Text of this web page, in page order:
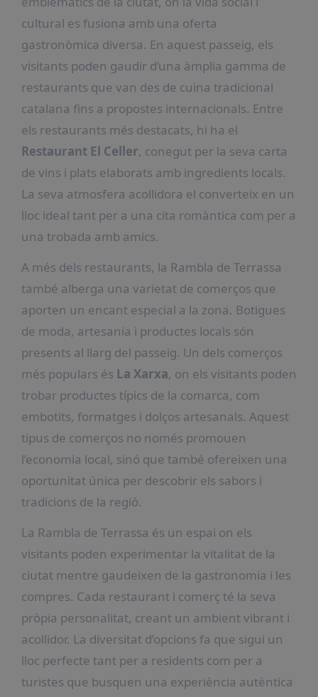
cultural es fusiona amb una oferta
gastronòmica diversa. En aquest passeig, els
visitants poden gaudir d’una àmplia gamma de
restaurants que van des de cuina tradicional
catalana fins a propostes internacionals. Entre
els restaurants més destacats, hi ha el
Restaurant El Celler, conegut per la seva carta
de vins i plats elaborats amb ingredients locals.
La seva atmosfera acollidora el converteix en un
lloc ideal tant per a una cita romàntica com per a
una trobada amb amics.
A més dels restaurants, la Rambla de Terrassa
també alberga una varietat de comerços que
aporten un encant especial a la zona. Botigues
de moda, artesania i productes locals són
presents al llarg del passeig. Un dels comerços
més populars és La Xarxa, on els visitants poden
trobar productes típics de la comarca, com
embotits, formatges i dolços artesanals. Aquest
tipus de comerços no només promouen
l’economia local, sinó que també ofereixen una
oportunitat única per descobrir els sabors i
tradicions de la regió.
La Rambla de Terrassa és un espai on els
visitants poden experimentar la vitalitat de la
ciutat mentre gaudeixen de la gastronomia i les
compres. Cada restaurant i comerç té la seva
pròpia personalitat, creant un ambient vibrant i
acollidor. La diversitat d’opcions fa que sigui un
lloc perfecte tant per a residents com per a
turistes que busquen una experiència autèntica